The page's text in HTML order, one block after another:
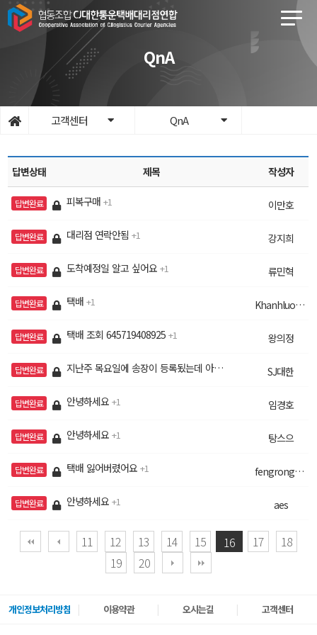
QnA
고객센터 QnA
답변상태 제목 작성자
답변완료 피복구매 1 이만호
답변완료 대리점 연락안됨 1 강지희
답변완료 도착예정일 알고 싶어요 1 류민혁
답변완료 택배 1 Khanhluonghihi
답변완료 택배 조회 645719408925 1 왕의정
답변완료 지난주 목요일에 송장이 등록됬는데 아직 집하처리도 안되었네요 SJ대한
답변완료 안녕하세요 1 임경호
답변완료 안녕하세요 1 탕스으
답변완료 택배 잃어버렸어요 1 fengrong509
답변완료 안녕하세요 1 aes
11 12 13 14 15 16 17
18
19
20
개인정보처리방침 이용약관 오시는길 고객센터